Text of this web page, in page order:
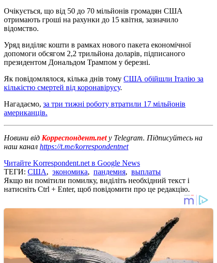
Очікується, що від 50 до 70 мільйонів громадян США
отримають гроші на рахунки до 15 квітня, зазначило
відомство.
Уряд виділяє кошти в рамках нового пакета економічної
допомоги обсягом 2,2 трильйона доларів, підписаного
президентом Дональдом Трампом у березні.
Як повідомлялося, кілька днів тому США обійшли Італію за
кількістю смертей від коронавірусу.
Нагадаємо, за три тижні роботу втратили 17 мільйонів
американців.
Новини від Корреспондент.net у Telegram. Підписуйтесь на
наш канал https://t.me/korrespondentnet
Читайте Korrespondent.net в Google News
ТЕГИ: США, экономика, пандемия, выплаты
Якщо ви помітили помилку, виділіть необхідний текст і
натисніть Ctrl + Enter, щоб повідомити про це редакцію.